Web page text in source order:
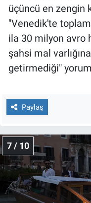
üçüncü en zengin
"Venedik'te
ila 30 milyon avro
şahsi mal
getirmediği"
Paylaş
7 / 10